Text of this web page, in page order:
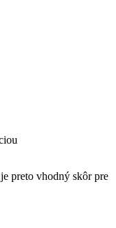
preto vhodný skôr pre